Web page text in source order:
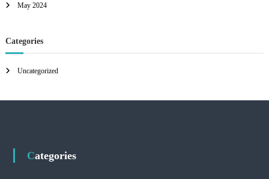
May 2024
Categories
Uncategorized
Categories